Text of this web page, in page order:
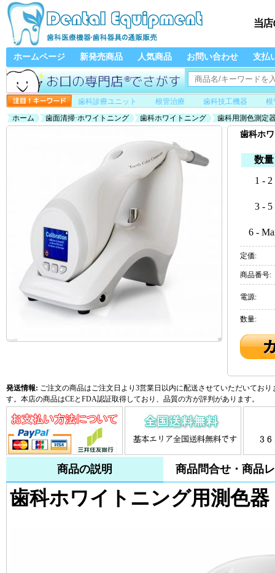
ホームページ 新発売商品 人気商品 お問い合わせ 支払
歯科診療ユニット 根管治療 歯科技工機器
根
ホーム
歯面清掃·ホワイトニング 歯科ホワイトニング 歯科用測色測定
歯科ホ
数量
1 - 2
3 - 5
6 -
定価:
商品番号:
電源:
数量:
発送情報: ご注文の商品はご注文日より3営業日以内に配送させていただいてお
す。本店の商品はCEとFDA認証取得しており、品質の方が評判があります。
商品の説明 商品問合せ・商品
歯科ホワイトニング用測色器